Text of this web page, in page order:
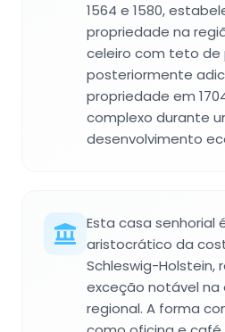
1564 e 1580,
propriedade na
celeiro com teto de
posteriormente
propriedade em
complexo durante
desenvolvimento
Esta casa senhorial
aristocrático da
Schleswig-Holstein,
exceção notável na
regional. A forma